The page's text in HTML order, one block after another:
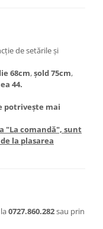
de setările și
68cm,șold 75cm,
44.
potrivește mai
"La comandă", sunt
la plasarea
0727.860.282sau prin